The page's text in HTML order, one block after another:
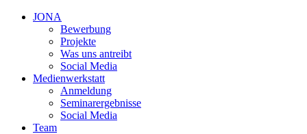
JONA
Bewerbung
Projekte
Was uns antreibt
Social Media
Medienwerkstatt
Anmeldung
Seminarergebnisse
Social Media
Team